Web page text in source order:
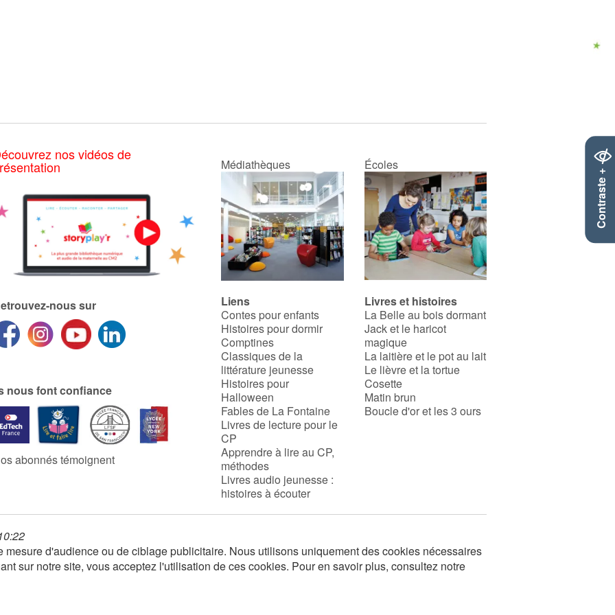
Contraste +
nos vidéos de
nous sur
nous font confiance
abonnés témoignent
Médiathèques Écoles
Liens
Contes pour enfants
Histoires pour dormir
Comptines
Classiques de la
littérature jeunesse
Histoires pour
Halloween
Fables de La Fontaine
Livres de lecture pour le
CP
Apprendre à lire au CP,
méthodes
Livres audio jeunesse :
histoires à écouter
Livres et histoires
La Belle au bois dormant
Jack et le haricot
magique
La laitière et le pot au lait
Le lièvre et la tortue
Cosette
Matin brun
Boucle d'or et les 3 ours
d'audience ou de ciblage publicitaire. Nous utilisons uniquement des cookies nécessaires
sur notre site, vous acceptez l'utilisation de ces cookies. Pour en savoir plus, consultez notre